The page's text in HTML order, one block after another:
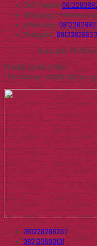
Call Center
Whatsapp
Whatsapp
Telegram
Buka jam 09.00
Produk Quick Order
Pemesanan dapat
081228288237
082133590101